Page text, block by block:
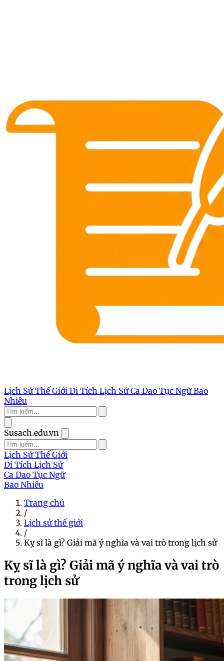
Lịch Sử Thế Giới Di Tích Lịch SửCa Dao Tục NgữBao
Nhiêu
Susach.edu.vn
Lịch Sử Thế Giới
Di Tích Lịch Sử
Ca Dao Tục Ngữ
Bao Nhiêu
Trang chủ
/
Lịch sử thế giới
/
Kỵ sĩ là gì? Giải mã ý nghĩa và vai trò trong lịch sử
Kỵ sĩ là gì? Giải mã ý nghĩa và vai trò
trong lịch sử